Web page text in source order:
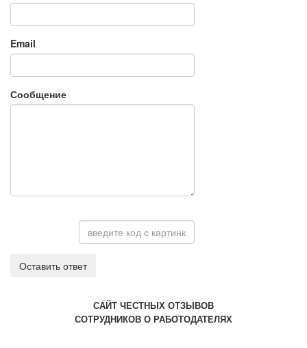
Email
Сообщение
Оставить ответ
САЙТ ЧЕСТНЫХ ОТЗЫВОВ
СОТРУДНИКОВ О РАБОТОДАТЕЛЯХ